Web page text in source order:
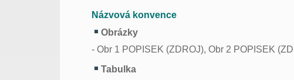
Názvová konvence
Obrázky
- Obr 1 POPISEK (ZDROJ), Obr 2 POPISEK
Tabulka